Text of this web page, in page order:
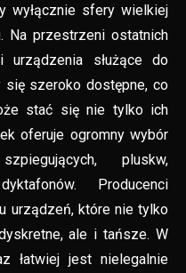
wyłącznie sfery wielkiej
Na przestrzeni ostatnich
urządzenia służące do
się szeroko dostępne, co
stać się nie tylko ich
oferuje ogromny wybór
pluskw,
Producenci
urządzeń, które nie tylko
ale i tańsze. W
łatwiej jest nielegalnie